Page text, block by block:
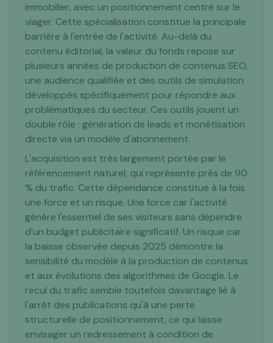
immobilier, avec un positionnement centré sur le
viager. Cette spécialisation constitue la principale
barrière à l'entrée de l'activité. Au-delà du
contenu éditorial, la valeur du fonds repose sur
plusieurs années de production de contenus SEO,
une audience qualifiée et des outils de simulation
développés spécifiquement pour répondre aux
problématiques du secteur. Ces outils jouent un
double rôle : génération de leads et monétisation
directe via un modèle d'abonnement.
L'acquisition est très largement portée par le
référencement naturel, qui représente près de 90
% du trafic. Cette dépendance constitue à la fois
une force et un risque. Une force car l'activité
génère l'essentiel de ses visiteurs sans dépendre
d'un budget publicitaire significatif. Un risque car
la baisse observée depuis 2025 démontre la
sensibilité du modèle à la production de contenus
et aux évolutions des algorithmes de Google. Le
recul du trafic semble toutefois davantage lié à
l'arrêt des publications qu'à une perte
structurelle de positionnement, ce qui laisse
envisager un redressement à condition de